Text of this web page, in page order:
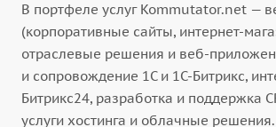
В портфеле услуг Kommutator.net —
(корпоративные сайты, интернет-
отраслевые решения и веб-
и сопровождение 1С и 1С-Битрикс,
Битрикс24, разработка и поддержка
услуги хостинга и облачные